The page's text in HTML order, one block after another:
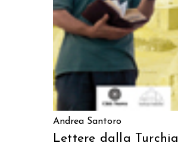
Andrea Santoro
Lettere dalla Turchia